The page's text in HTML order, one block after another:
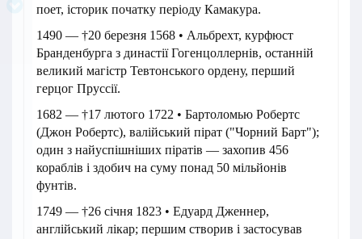
поет, історик початку періоду Камакура.
1490 — †20 березня 1568 • Альбрехт, курфюст
Бранденбурга з династії Гогенцоллернів, останній
великий магістр Тевтонського ордену, перший
герцог Пруссії.
1682 — †17 лютого 1722 • Бартоломью Робертс
(Джон Робертс), валійський пірат ("Чорний Барт");
один з найуспішніших піратів — захопив 456
кораблів і здобич на суму понад 50 мільйонів
фунтів.
1749 — †26 січня 1823 • Едуард Дженнер,
англійський лікар; першим створив і застосував